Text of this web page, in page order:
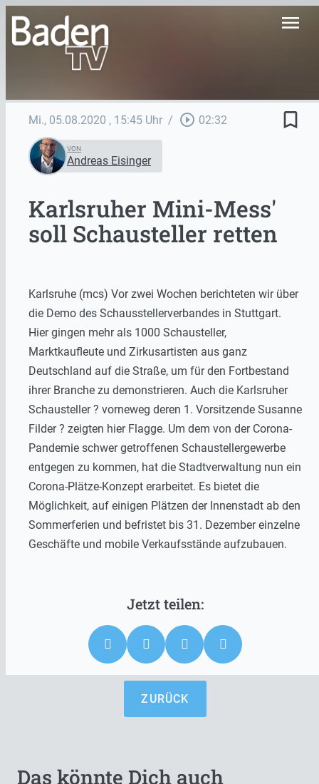
menu
Mi., 05.08.2020 , 15:45 Uhr / play_circle_outline 02:32 bookmark_border
VON
Andreas Eisinger
Karlsruher Mini-Mess'
soll Schausteller retten
Karlsruhe (mcs) Vor zwei Wochen berichteten wir über
die Demo des Schausstellerverbandes in Stuttgart.
Hier gingen mehr als 1000 Schausteller,
Marktkaufleute und Zirkusartisten aus ganz
Deutschland auf die Straße, um für den Fortbestand
ihrer Branche zu demonstrieren. Auch die Karlsruher
Schausteller ? vorneweg deren 1. Vorsitzende Susanne
Filder ? zeigten hier Flagge. Um dem von der Corona-
Pandemie schwer getroffenen Schaustellergewerbe
entgegen zu kommen, hat die Stadtverwaltung nun ein
Corona-Plätze-Konzept erarbeitet. Es bietet die
Möglichkeit, auf einigen Plätzen der Innenstadt ab den
Sommerferien und befristet bis 31. Dezember einzelne
Geschäfte und mobile Verkaufsstände aufzubauen.
ZURÜCK
Das könnte Dich auch